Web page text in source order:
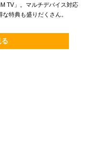
TV」。マルチデバイス対応
特典も盛りだくさん。